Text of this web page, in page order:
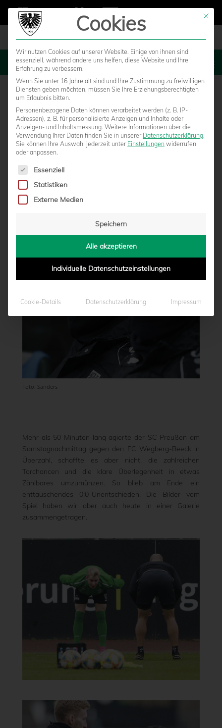
MENU
BILDER VOM TORLOSEN REMIS IM
vonMarcel Weskamp|28.11.2020 - 16:52
Foto: Sanders
Mehr als 50 Minuten lang agierte der SC Preußen am
Samstagnachmittag gegen den FC Wegberg-Beeck in
Überzahl, schaffte es aber nicht, die zahlreichen
Torchancen und die klare Überlegenheit in etwas
Zählbares umzumünzen. So blieb am Ende ein
enttäuschendes 0:0-Unentschieden. Die Bilder vom
Spiel haben wir aber auch heute in einer Galerie
zusammengetragen.
Mit
Cookies
Wir nutzen Cookies auf unserer Website. Einige von ihnen sind
essenziell, während andere uns helfen, diese Website und Ihre
Erfahrung zu verbessern.
Wenn Sie unter 16 Jahre alt sind und Ihre Zustimmung zu freiwilligen
Diensten geben möchten, müssen Sie Ihre Erziehungsberechtigten
um Erlaubnis bitten.
Personenbezogene Daten können verarbeitet werden (z. B. IP-
Adressen), z. B. für personalisierte Anzeigen und Inhalte oder
Anzeigen- und Inhaltsmessung. Weitere Informationen über die
Verwendung Ihrer Daten finden Sie in unserer Datenschutzerklärung.
Sie können Ihre Auswahl jederzeit unter Einstellungen widerrufen
oder anpassen.
Es folgt eine Liste der Service-Gruppen, für die eine
Essenziell
Statistiken
Externe Medien
Speichern
Alle akzeptieren
Individuelle Datenschutzeinstellungen
Cookie-Details Datenschutzerklärung Impressum